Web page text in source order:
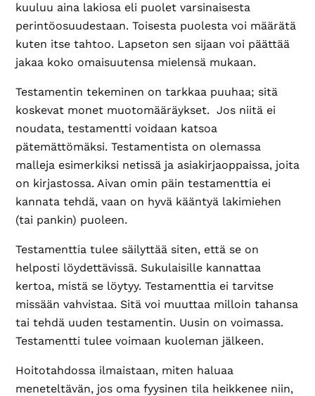
kuuluu aina lakiosa eli puolet varsinaisesta
perintöosuudestaan. Toisesta puolesta voi määrätä
kuten itse tahtoo. Lapseton sen sijaan voi päättää
jakaa koko omaisuutensa mielensä mukaan.
Testamentin tekeminen on tarkkaa puuhaa; sitä
koskevat monet muotomääräykset. Jos niitä ei
noudata, testamentti voidaan katsoa
pätemättömäksi. Testamentista on olemassa
malleja esimerkiksi netissä ja asiakirjaoppaissa, joita
on kirjastossa. Aivan omin päin testamenttia ei
kannata tehdä, vaan on hyvä kääntyä lakimiehen
(tai pankin) puoleen.
Testamenttia tulee säilyttää siten, että se on
helposti löydettävissä. Sukulaisille kannattaa
kertoa, mistä se löytyy. Testamenttia ei tarvitse
missään vahvistaa. Sitä voi muuttaa milloin tahansa
tai tehdä uuden testamentin. Uusin on voimassa.
Testamentti tulee voimaan kuoleman jälkeen.
Hoitotahdossa ilmaistaan, miten haluaa
meneteltävän, jos oma fyysinen tila heikkenee niin,